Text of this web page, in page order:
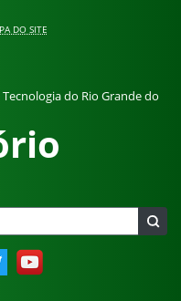
DO SITE
do Rio Grande do
YouTube